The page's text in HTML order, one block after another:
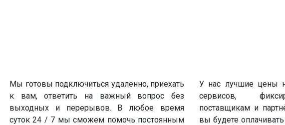
Мы готовы подключиться удалённо, приехать
к вам, ответить на важный вопрос без
выходных и перерывов. В любое время
суток 24 / 7 мы сможем помочь постоянным
У нас лучшие цены
сервисов,
поставщикам и
вы будете